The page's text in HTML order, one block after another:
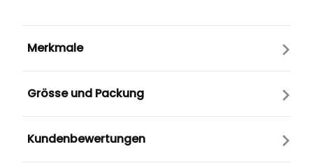
Merkmale
Grösse und Packung
Kundenbewertungen